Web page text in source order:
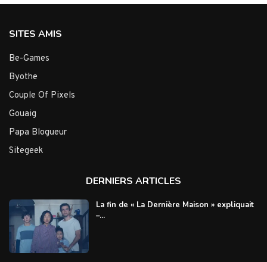
SITES AMIS
Be-Games
Byothe
Couple Of Pixels
Gouaig
Papa Blogueur
Sitegeek
DERNIERS ARTICLES
La fin de « La Dernière Maison » expliquait
–...